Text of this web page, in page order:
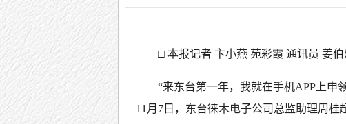
□ 本报记者 卞小燕 苑彩霞 通讯员 姜伯
“来东台第一年，我就在手机APP上申
11月7日，东台徕木电子公司总监助理周